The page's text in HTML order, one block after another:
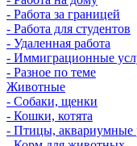
- Работа за границей
- Работа для студентов
- Удаленная работа
- Иммиграционные
- Разное по теме
Животные
- Собаки, щенки
- Кошки, котята
- Птицы, аквариумные